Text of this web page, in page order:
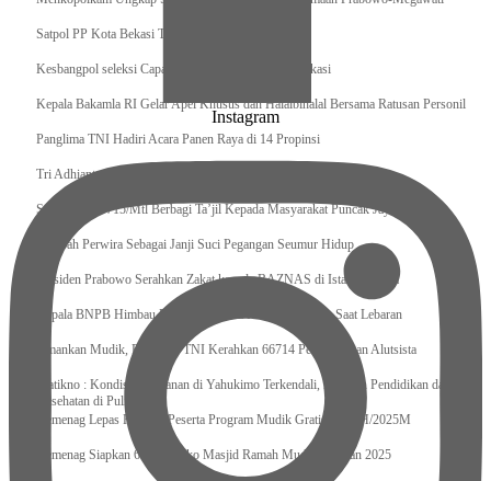
Satpol PP Kota Bekasi Tertibkan PPKS
Kesbangpol seleksi Capaska 736 Siswa/i se-Kota Bekasi
Kepala Bakamla RI Gelar Apel Khusus dan Halalbihalal Bersama Ratusan Personil
Panglima TNI Hadiri Acara Panen Raya di 14 Propinsi
Tri Adhianto : Kota Bekasi Bisa Mempertahankan Keharmonisasian
Satgas Yonif 715/Mtl Berbagi Ta’jil Kepada Masyarakat Puncak Jaya
Sumpah Perwira Sebagai Janji Suci Pegangan Seumur Hidup
Presiden Prabowo Serahkan Zakat kepada BAZNAS di Istana Negara
Kepala BNPB Himbau Pemda Waspada Potensi Bencana Saat Lebaran
Amankan Mudik, Panglima TNI Kerahkan 66714 Personel Dan Alutsista
Pratikno : Kondisi Keamanan di Yahukimo Terkendali, Layanan Pendidikan dan
Kesehatan di Pulihkan
Kemenag Lepas Ratusan Peserta Program Mudik Gratis 1446 H/2025M
Kemenag Siapkan 6.180 Posko Masjid Ramah Mudik Lebaran 2025
Instagram